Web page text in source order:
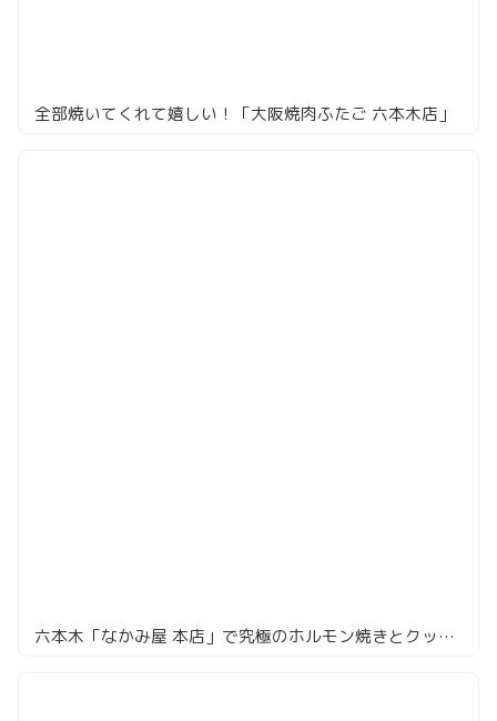
全部焼いてくれて嬉しい！「大阪焼肉ふたご 六本木店」
六本木「なかみ屋 本店」で究極のホルモン焼きとクッパを堪能